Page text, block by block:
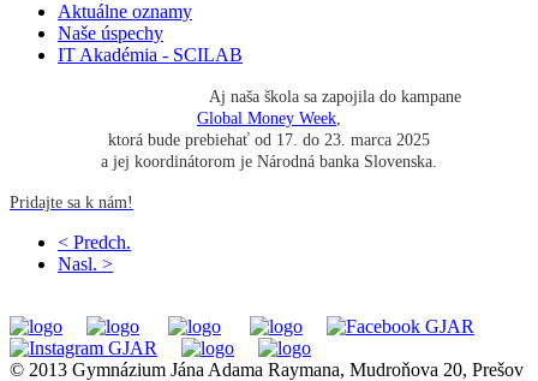
Aktuálne oznamy
Naše úspechy
IT Akadémia - SCILAB
Aj naša škola sa zapojila do kampane
Global Money Week,
ktorá bude prebiehať od 17. do 23. marca 2025
a jej koordinátorom je Národná banka Slovenska.
Pridajte sa k nám!
< Predch.
Nasl. >
© 2013 Gymnázium Jána Adama Raymana, Mudroňova 20, Prešov